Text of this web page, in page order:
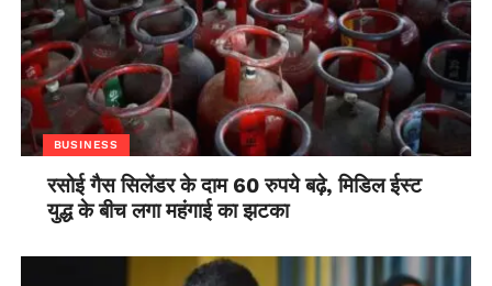
BUSINESS
रसोई गैस सिलेंडर के दाम 60 रुपये बढ़े, मिडिल ईस्ट
युद्ध के बीच लगा महंगाई का झटका